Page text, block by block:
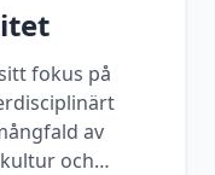
fokus på
av
och